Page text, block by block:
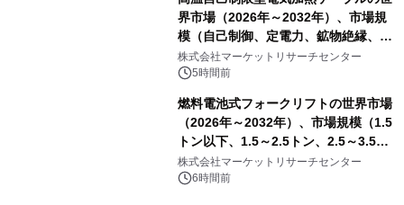
界市場（2026年～2032年）、市場規
模（自己制御、定電力、鉱物絶縁、表
皮効果）・分析レポートを発表
株式会社マーケットリサーチセンター
5時間前
燃料電池式フォークリフトの世界市場
（2026年～2032年）、市場規模（1.5
トン以下、1.5～2.5トン、2.5～3.5ト
ン、3.5～5.0トン、その他）・分析レ
ポートを発表
株式会社マーケットリサーチセンター
6時間前